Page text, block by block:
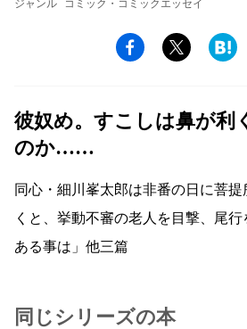
ジャンル
コミック・コミックエッセイ
彼奴め。すこしは鼻が利
のか……
同心・細川峯太郎は非番の日に菩
くと、挙動不審の老人を目撃、尾
ある事は」他三篇
同じシリーズの本